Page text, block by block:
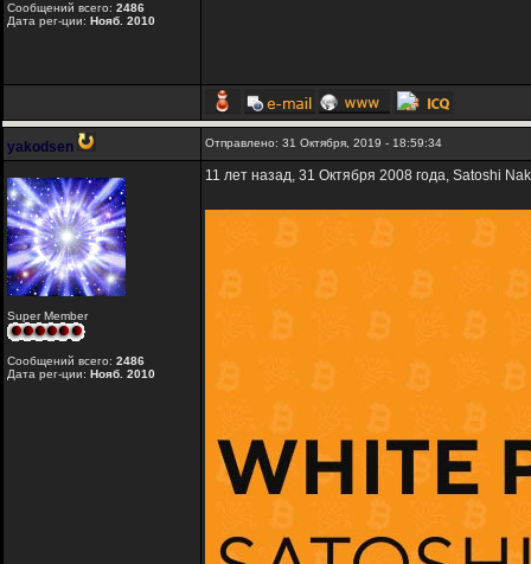
Сообщений всего: 2486
Дата рег-ции: Нояб. 2010
yakodsen Отправлено: 31 Октября, 2019 - 18:59:34
Super Member
Сообщений всего: 2486
Дата рег-ции: Нояб. 2010
11 лет назад, 31 Октября 2008 года, Satoshi